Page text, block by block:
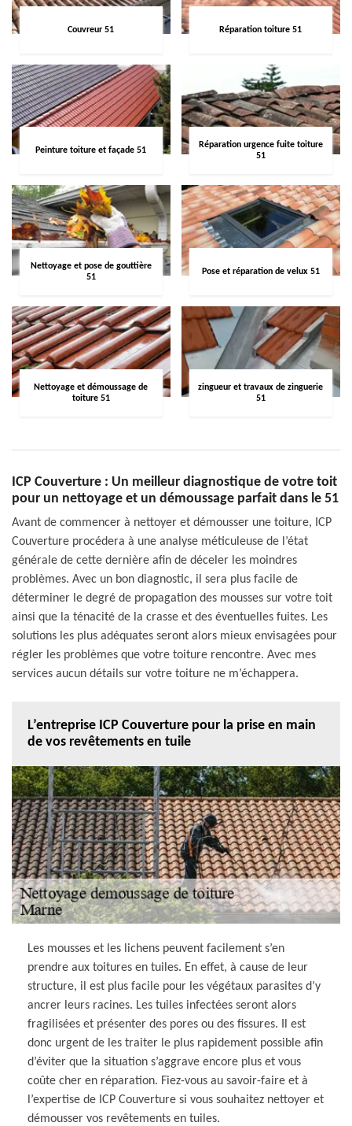
Couvreur 51 Réparation toiture 51
Peinture toiture et façade 51
Réparation urgence fuite toiture
51
Nettoyage et pose de gouttière
51
Pose et réparation de velux 51
Nettoyage et démoussage de
toiture 51
zingueur et travaux de zinguerie
51
ICP Couverture : Un meilleur diagnostique de votre toit
pour un nettoyage et un démoussage parfait dans le 51
Avant de commencer à nettoyer et démousser une toiture, ICP
Couverture procédera à une analyse méticuleuse de l’état
générale de cette dernière afin de déceler les moindres
problèmes. Avec un bon diagnostic, il sera plus facile de
déterminer le degré de propagation des mousses sur votre toit
ainsi que la ténacité de la crasse et des éventuelles fuites. Les
solutions les plus adéquates seront alors mieux envisagées pour
régler les problèmes que votre toiture rencontre. Avec mes
services aucun détails sur votre toiture ne m’échappera.
L’entreprise ICP Couverture pour la prise en main
de vos revêtements en tuile
Les mousses et les lichens peuvent facilement s’en
prendre aux toitures en tuiles. En effet, à cause de leur
structure, il est plus facile pour les végétaux parasites d’y
ancrer leurs racines. Les tuiles infectées seront alors
fragilisées et présenter des pores ou des fissures. Il est
donc urgent de les traiter le plus rapidement possible afin
d’éviter que la situation s’aggrave encore plus et vous
coûte cher en réparation. Fiez-vous au savoir-faire et à
l’expertise de ICP Couverture si vous souhaitez nettoyer et
démousser vos revêtements en tuiles.